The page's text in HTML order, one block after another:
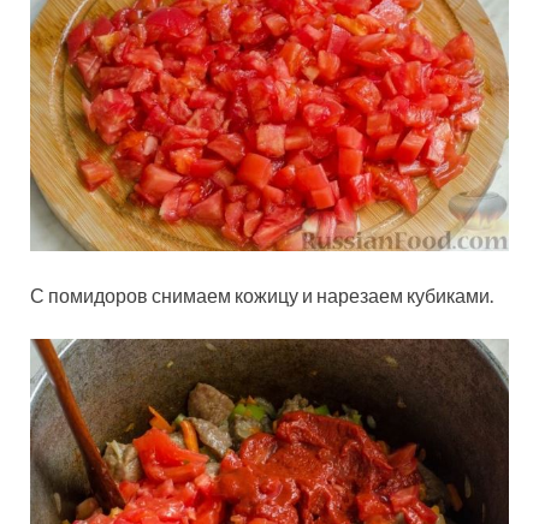
С помидоров снимаем кожицу и нарезаем кубиками.